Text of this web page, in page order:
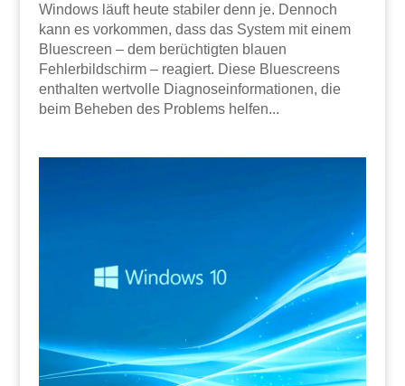
Windows läuft heute stabiler denn je. Dennoch
kann es vorkommen, dass das System mit einem
Bluescreen – dem berüchtigten blauen
Fehlerbildschirm – reagiert. Diese Bluescreens
enthalten wertvolle Diagnoseinformationen, die
beim Beheben des Problems helfen...